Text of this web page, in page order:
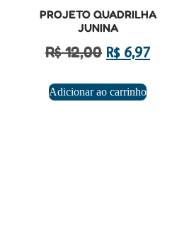
PROJETO QUADRILHA
JUNINA
R$12,00 R$6,97
Adicionar ao carrinho